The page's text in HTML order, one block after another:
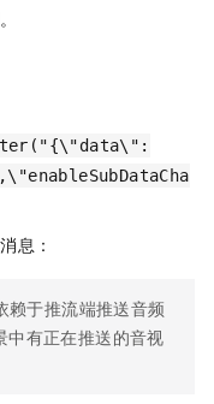
息：
于推流端推送音频
中有正在推送的音视